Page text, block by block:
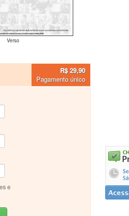
Verso
R$ 29,90
Pagamento único
e